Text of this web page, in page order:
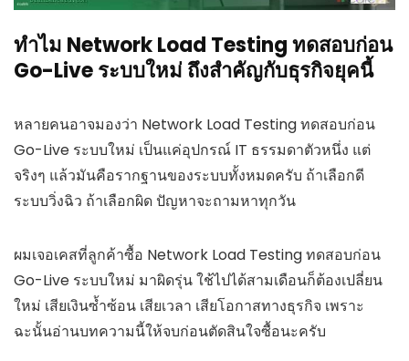
ทำไม Network Load Testing ทดสอบก่อน
Go-Live ระบบใหม่ ถึงสำคัญกับธุรกิจยุคนี้
หลายคนอาจมองว่า Network Load Testing ทดสอบก่อน
Go-Live ระบบใหม่ เป็นแค่อุปกรณ์ IT ธรรมดาตัวหนึ่ง แต่
จริงๆ แล้วมันคือรากฐานของระบบทั้งหมดครับ ถ้าเลือกดี
ระบบวิ่งฉิว ถ้าเลือกผิด ปัญหาจะถามหาทุกวัน
ผมเจอเคสที่ลูกค้าซื้อ Network Load Testing ทดสอบก่อน
Go-Live ระบบใหม่ มาผิดรุ่น ใช้ไปได้สามเดือนก็ต้องเปลี่ยน
ใหม่ เสียเงินซ้ำซ้อน เสียเวลา เสียโอกาสทางธุรกิจ เพราะ
ฉะนั้นอ่านบทความนี้ให้จบก่อนตัดสินใจซื้อนะครับ